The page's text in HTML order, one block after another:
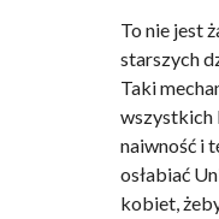
To nie jest
starszych
Taki
wszystkich
naiwność i
osłabiać
kobiet,